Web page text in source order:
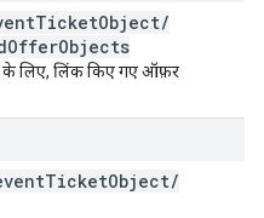
TicketObject/
OfferObjects
के लिए, लिंक किए गए ऑफ़र
TicketObject/